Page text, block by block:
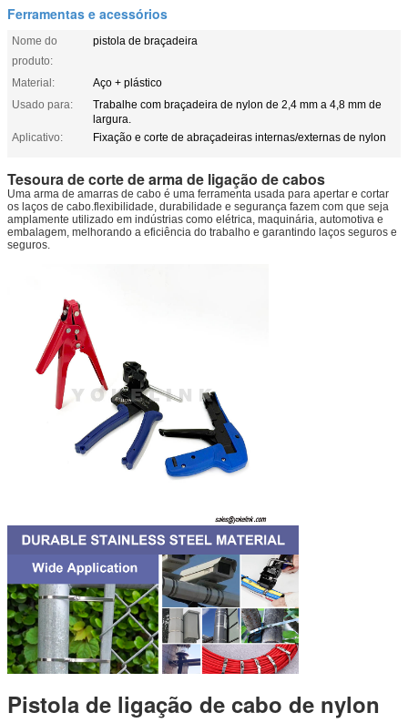
Ferramentas e acessórios
Nome do
produto:
pistola de braçadeira
Material:
Aço + plástico
Usado para:
Trabalhe com braçadeira de nylon de 2,4 mm a 4,8 mm de
largura.
Aplicativo:
Fixação e corte de abraçadeiras internas/externas de nylon
Tesoura de corte de arma de ligação de cabos
Uma arma de amarras de cabo é uma ferramenta usada para apertar e cortar
os laços de cabo.flexibilidade, durabilidade e segurança fazem com que seja
amplamente utilizado em indústrias como elétrica, maquinária, automotiva e
embalagem, melhorando a eficiência do trabalho e garantindo laços seguros e
seguros.
Pistola de ligação de cabo de nylon